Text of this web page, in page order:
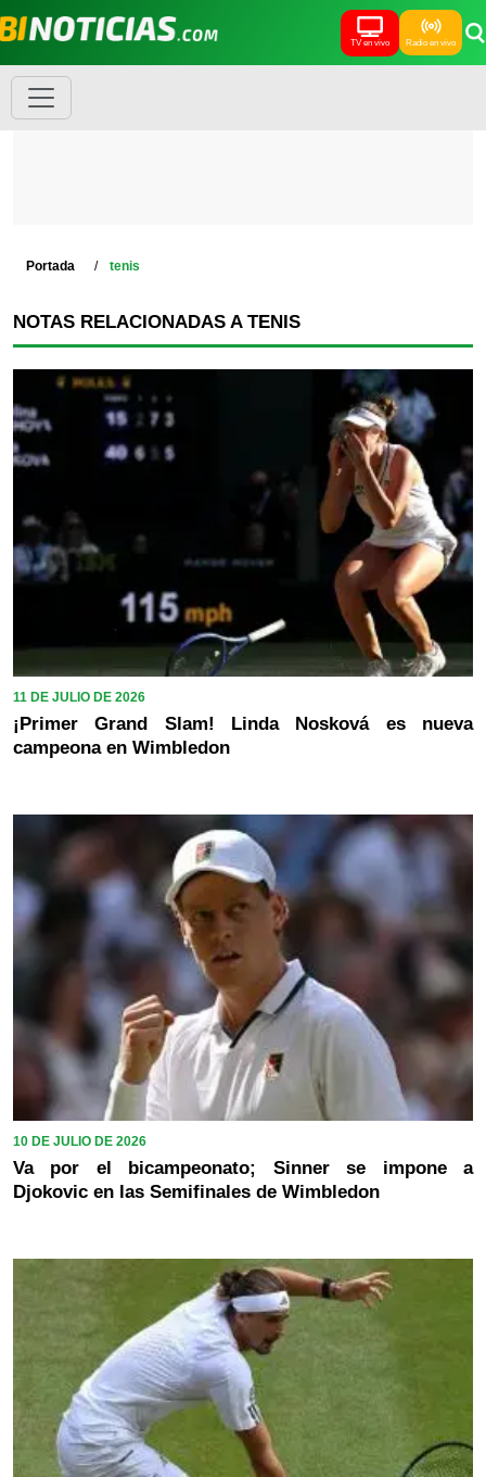
TV en vivo Radio en vivo
Portada tenis
NOTAS RELACIONADAS A TENIS
11 DE JULIO DE 2026
¡Primer Grand Slam! Linda Nosková es nueva
campeona en Wimbledon
10 DE JULIO DE 2026
Va por el bicampeonato; Sinner se impone a
Djokovic en las Semifinales de Wimbledon